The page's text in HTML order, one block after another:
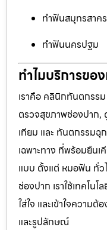
ทำฟันสมุทรสาคร
ทำฟันนครปฐม
ทำไมบริการขอ
เราคือ คลินิกทันตกรร
ตรวจสุขภาพช่องปาก,
เทียม และ ทันตกรรม
เฉพาะทาง ที่พร้อมยืน
แบบ ตั้งแต่ หมอฟัน ทั่ว
ช่องปาก เราใช้เทคโน
ใส่ใจ และเข้าใจความ
และรูปลักษณ์